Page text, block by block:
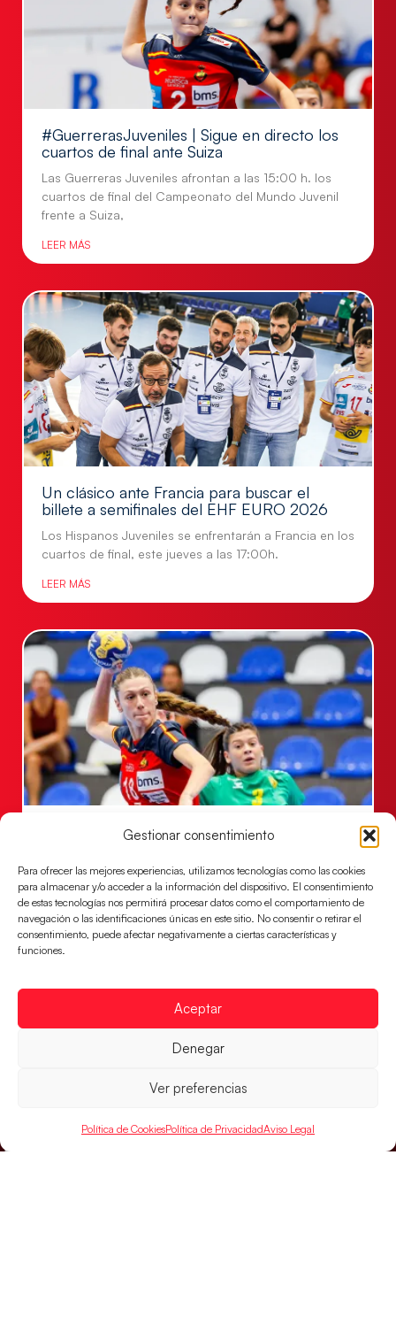
Gestionar consentimiento
Para ofrecer las mejores experiencias, utilizamos tecnologías como las cookies
para almacenar y/o acceder a la información del dispositivo. El consentimiento
de estas tecnologías nos permitirá procesar datos como el comportamiento de
navegación o las identificaciones únicas en este sitio. No consentir o retirar el
consentimiento, puede afectar negativamente a ciertas características y
funciones.
Aceptar
Denegar
Ver preferencias
Política de CookiesPolítica de PrivacidadAviso Legal
#GuerrerasJuveniles | Sigue en directo los
cuartos de final ante Suiza
Las Guerreras Juveniles afrontan a las 15:00 h. los
cuartos de final del Campeonato del Mundo Juvenil
frente a Suiza,
LEER MÁS
Un clásico ante Francia para buscar el
billete a semifinales del EHF EURO 2026
Los Hispanos Juveniles se enfrentarán a Francia en los
cuartos de final, este jueves a las 17:00h.
LEER MÁS
Las Guerreras Juveniles buscan ante Suiza
Las Guerreras Juveniles afronta este jueves, a las
15:00 h, los cuartos de final del Campeonato del
Mundo Juvenil frente
LEER MÁS